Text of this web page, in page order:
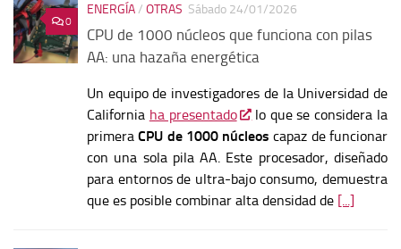
0
ENERGÍA/ OTRAS Sábado 24/01/2026
CPU de 1000 núcleos que funciona con pilas
AA: una hazaña energética
Un equipo de investigadores de la Universidad de
California ha presentado
lo que se considera la
primeraCPU de 1000 núcleos capaz de funcionar
con una sola pila AA. Este procesador, diseñado
para entornos de ultra-bajo consumo, demuestra
que es posible combinar alta densidad de [...]